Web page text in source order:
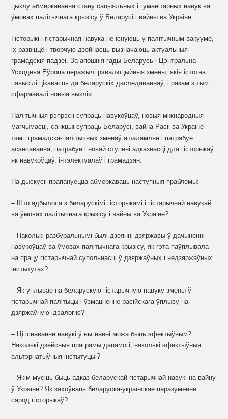
цыклу абмеркавання стану сацыяльных і гуманітарных навук ва
ўмовах палітычнага крызісу ў Беларусі і вайны ва Украіне.
Гісторыкі і гістарычная навука не існуюць у палітычным вакууме,
іх развіццё і творчую дзейнасць вызначаюць актуальныя
грамадскія падзеі. За апошнія гады Беларусь і Цэнтральна-
Усходняя Еўропа перажылі рэвалюцыйныя змены, якія істотна
павысілі цікавасць да беларускіх даследаванняў, і разам з тым
сфармавалі новыя выклікі.
Палітычныя рэпрэсіі супраць навукоўцаў, новыя міжнародныя
магчымасці, санкцыі супраць Беларусі, вайна Расіі ва Украіне –
тэмп грамадска-палітычных зменаў ашаламляе і патрабуе
асэнсавання, патрабуе і новай ступені адказнасці для гісторыкаў
як навукоўцаў, інтэлектуалаў і грамадзян.
На дыскусіі прапануецца абмеркаваць наступныя праблемы:
– Што адбылося з беларускімі гісторыкамі і гістарычнай навукай
ва ўмовах палітычнага крызісу і вайны ва Украіне?
– Наколькі разбуральнымі былі дзеянні дзяржавы ў дачыненні
навукоўцаў ва ўмовах палітычнага крызісу, як гэта паўплывала
на працу гістарычнай супольнасці ў дзяржаўных і недзяржаўных
інстытутах?
– Як уплывае на беларускую гістарычную навуку змены ў
гістарычнай палітыцы і ўзмацненне расійскага ўплыву на
дзяржаўную ідэалогію?
– Ці існаванне навукі ў выгнанні можа быць эфектыўным?
Наколькі дзейсныя праграмы дапамогі, наколькі эфектыўныя
альтэрнатыўныя інстытуцыі?
– Якім мусіць быць адказ беларускай гістарычнай навукі на вайну
ў Украіне? Як захоўваць беларуска-украінскае паразуменне
сярод гісторыкаў?